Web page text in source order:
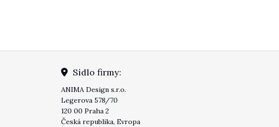
Sídlo firmy:
ANIMA Design s.r.o.
Legerova 578/70
120 00 Praha 2
Česká republika, Evropa